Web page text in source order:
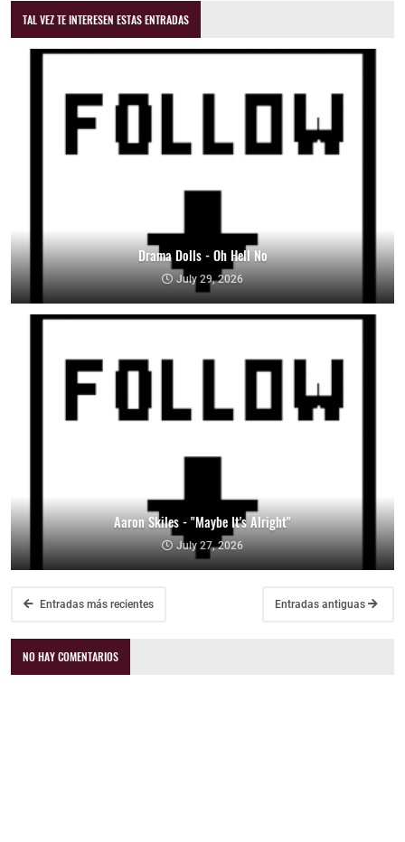
TAL VEZ TE INTERESEN ESTAS ENTRADAS
Drama Dolls - Oh Hell No
July 29, 2026
Aaron Skiles - "Maybe It's Alright"
July 27, 2026
Entradas más recientes Entradas antiguas
NO HAY COMENTARIOS